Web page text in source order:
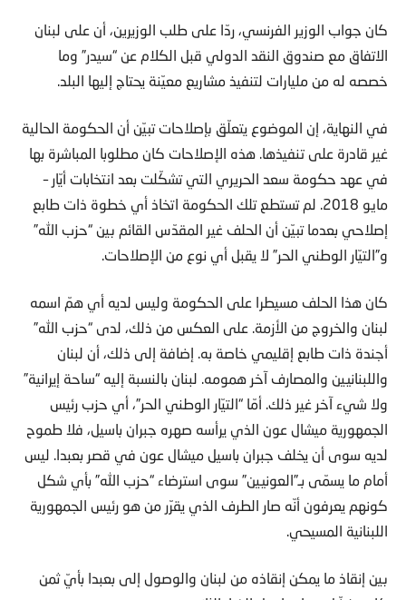
كان جواب الوزير الفرنسي، ردّا على طلب الوزيرين، أن على لبنان
الاتفاق مع صندوق النقد الدولي قبل الكلام عن “سيدر” وما
خصصه له من مليارات لتنفيذ مشاريع معيّنة يحتاج إليها البلد.
في النهاية، إن الموضوع يتعلّق بإصلاحات تبيّن أن الحكومة الحالية
غير قادرة على تنفيذها. هذه الإصلاحات كان مطلوبا المباشرة بها
في عهد حكومة سعد الحريري التي تشكّلت بعد انتخابات أيّار –
مايو 2018. لم تستطع تلك الحكومة اتخاذ أي خطوة ذات طابع
إصلاحي بعدما تبيّن أن الحلف غير المقدّس القائم بين “حزب الله”
و”التيّار الوطني الحر” لا يقبل أي نوع من الإصلاحات.
كان هذا الحلف مسيطرا على الحكومة وليس لديه أي همّ اسمه
لبنان والخروج من الأزمة. على العكس من ذلك، لدى “حزب الله”
أجندة ذات طابع إقليمي خاصة به. إضافة إلى ذلك، أن لبنان
واللبنانيين والمصارف آخر همومه. لبنان بالنسبة إليه “ساحة إيرانية”
ولا شيء آخر غير ذلك. أمّا “التيّار الوطني الحر”، أي حزب رئيس
الجمهورية ميشال عون الذي يرأسه صهره جبران باسيل، فلا طموح
لديه سوى أن يخلف جبران باسيل ميشال عون في قصر بعبدا. ليس
أمام ما يسمّى بـ”العونيين” سوى استرضاء “حزب الله” بأي شكل
كونهم يعرفون أنّه صار الطرف الذي يقرّر من هو رئيس الجمهورية
اللبنانية المسيحي.
بين إنقاذ ما يمكن إنقاذه من لبنان والوصول إلى بعبدا بأيّ ثمن